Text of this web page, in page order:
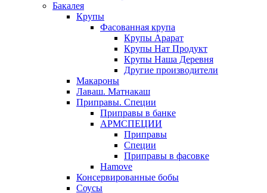
Бакалея
Крупы
Фасованная крупа
Крупы Арарат
Крупы Нат Продукт
Крупы Наша Деревня
Другие производители
Макароны
Лаваш. Матнакаш
Приправы. Специи
Приправы в банке
АРМСПЕЦИИ
Приправы
Специи
Приправы в фасовке
Hamove
Консервированные бобы
Соусы